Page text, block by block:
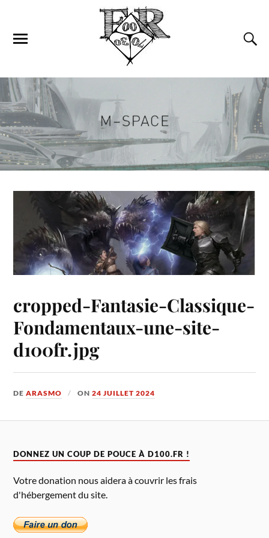
cropped-Fantasie-Classique-
Fondamentaux-une-site-
d100fr.jpg
DEARASMO ON24 JUILLET 2024
DONNEZ UN COUP DE POUCE À D100.FR !
Votre donation nous aidera à couvrir les frais
d'hébergement du site.